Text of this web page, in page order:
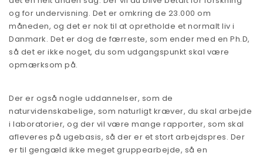
og for undervisning. Det er omkring de 23.000 om
måneden, og det er nok til at opretholde et normalt liv i
Danmark. Det er dog de færreste, som ender med en Ph.D,
så det er ikke noget, du som udgangspunkt skal være
opmærksom på.
Der er også nogle uddannelser, som de
naturvidenskabelige, som naturligt kræver, du skal arbejde
i laboratorier, og der vil være mange rapporter, som skal
afleveres på ugebasis, så der er et stort arbejdspres. Der
er til gengæld ikke meget gruppearbejde, så en